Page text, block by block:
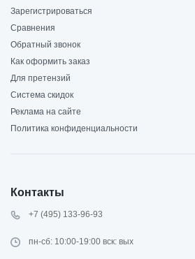
Зарегистрироваться
Сравнения
Обратный звонок
Как оформить заказ
Для претензий
Система скидок
Реклама на сайте
Политика конфиденциальности
Контакты
+7 (495) 133-96-93
пн-сб: 10:00-19:00 вск: вых